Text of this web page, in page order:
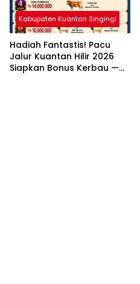
Kabupaten Kuantan Singingi
Hadiah Fantastis! Pacu
Jalur Kuantan Hilir 2026
Siapkan Bonus Kerbau —